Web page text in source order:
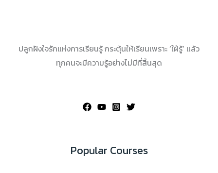
ปลูกฝังใจรักแห่งการเรียนรู้ กระตุ้นให้เรียนเพราะ ‘ใฝ่รู้’ แล้ว
ทุกคนจะมีความรู้อย่างไม่มีที่สิ้นสุด
Popular Courses